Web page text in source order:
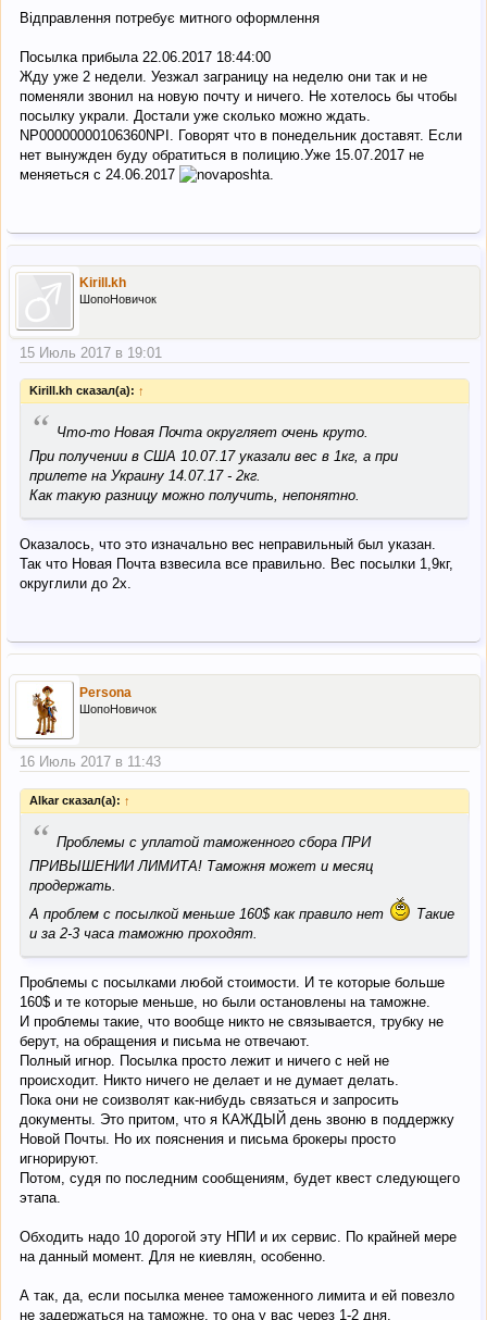
Відправлення потребує митного оформлення
Посылка прибыла 22.06.2017 18:44:00
Жду уже 2 недели. Уезжал заграницу на неделю они так и не
поменяли звонил на новую почту и ничего. Не хотелось бы чтобы
посылку украли. Достали уже сколько можно ждать.
NP00000000106360NPI. Говорят что в понедельник доставят. Если
нет вынужден буду обратиться в полицию.Уже 15.07.2017 не
меняеться с 24.06.2017
Kirill.kh
ШопоНовичок
15 Июль 2017 в 19:01
Kirill.kh сказал(а): ↑
“ Что-то Новая Почта округляет очень круто.
При получении в США 10.07.17 указали вес в 1кг, а при
прилете на Украину 14.07.17 - 2кг.
Как такую разницу можно получить, непонятно.
Оказалось, что это изначально вес неправильный был указан.
Так что Новая Почта взвесила все правильно. Вес посылки 1,9кг,
округлили до 2х.
Persona
ШопоНовичок
16 Июль 2017 в 11:43
Alkar сказал(а): ↑
“ Проблемы с уплатой таможенного сбора ПРИ
ПРИВЫШЕНИИ ЛИМИТА! Таможня может и месяц
продержать.
А проблем с посылкой меньше 160$ как правило нет
Такие
и за 2-3 часа таможню проходят.
Проблемы с посылками любой стоимости. И те которые больше
160$ и те которые меньше, но были остановлены на таможне.
И проблемы такие, что вообще никто не связывается, трубку не
берут, на обращения и письма не отвечают.
Полный игнор. Посылка просто лежит и ничего с ней не
происходит. Никто ничего не делает и не думает делать.
Пока они не соизволят как-нибудь связаться и запросить
документы. Это притом, что я КАЖДЫЙ день звоню в поддержку
Новой Почты. Но их пояснения и письма брокеры просто
игнорируют.
Потом, судя по последним сообщениям, будет квест следующего
этапа.
Обходить надо 10 дорогой эту НПИ и их сервис. По крайней мере
на данный момент. Для не киевлян, особенно.
А так, да, если посылка менее таможенного лимита и ей повезло
не задержаться на таможне, то она у вас через 1-2 дня.